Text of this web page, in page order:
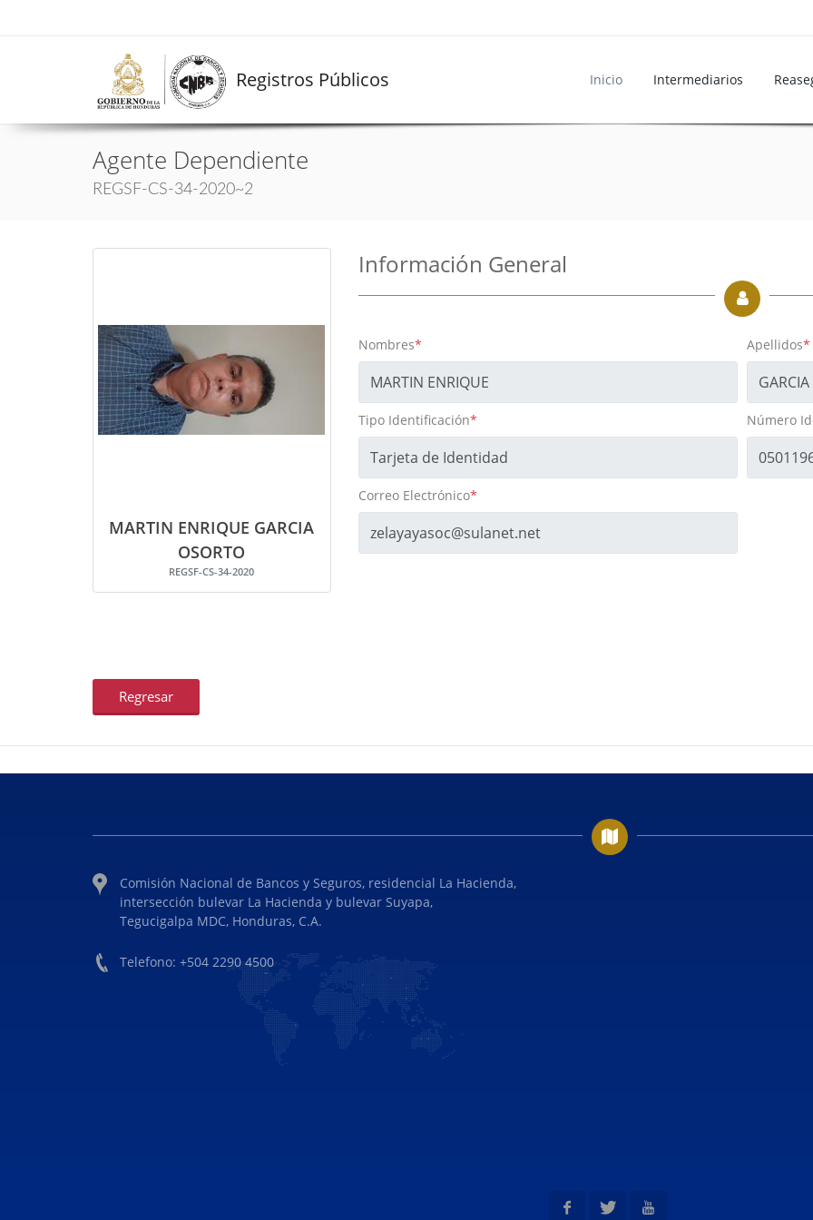
Registros Públicos Inicio Intermediarios
Agente Dependiente
REGSF-CS-34-2020~2
MARTIN ENRIQUE GARCIA
OSORTO
REGSF-CS-34-2020
Información General
Nombres* Apellidos*
Tipo Identificación* Número
Correo Electrónico*
Regresar
Comisión Nacional de Bancos y Seguros, residencial La Hacienda,
intersección bulevar La Hacienda y bulevar Suyapa,
Tegucigalpa MDC, Honduras, C.A.
Telefono: +504 2290 4500